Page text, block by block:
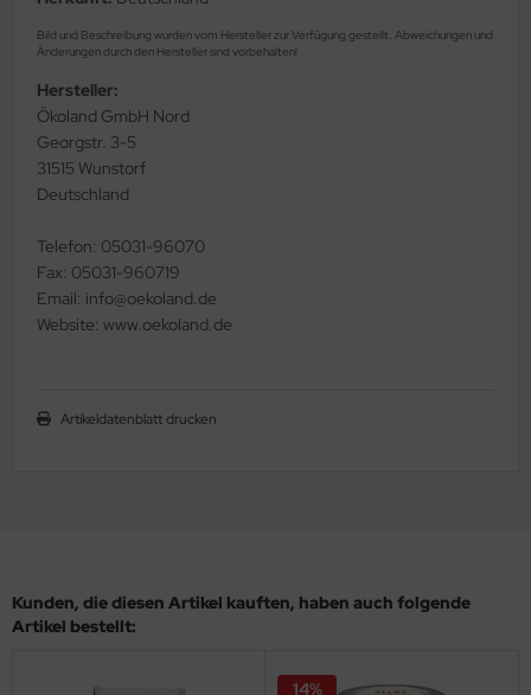
Bild und Beschreibung wurden vom Hersteller zur Verfügung gestellt. Abweichungen und
Änderungen durch den Hersteller sind vorbehalten!
Hersteller:
Ökoland GmbH Nord
Georgstr. 3-5
31515 Wunstorf
Deutschland
Telefon: 05031-96070
Fax: 05031-960719
Email: info@oekoland.de
Website: www.oekoland.de
Artikeldatenblatt drucken
Kunden, die diesen Artikel kauften, haben auch folgende
Artikel bestellt:
14%